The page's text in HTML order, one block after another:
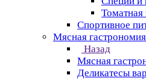
Томатная
Спортивное
Мясная гастрономия
Назад
Мясная
Деликатесы